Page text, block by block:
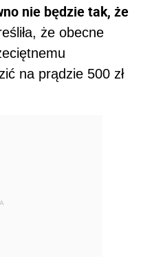
nie będzie tak, że
że obecne
na prądzie 500 zł